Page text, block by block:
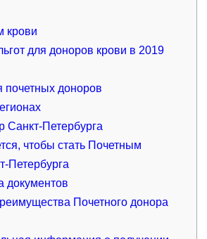
крови
для доноров крови в 2019
почетных доноров
Петербурга
чтобы стать Почетным
Петербурга
документов
Почетного донора